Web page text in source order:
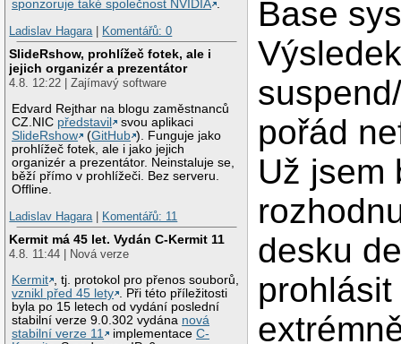
sponzoruje také společnost NVIDIA .
Ladislav Hagara | Komentářů: 0
SlideRshow, prohlížeč fotek, ale i
jejich organizér a prezentátor
4.8. 12:22 | Zajímavý software
Edvard Rejthar na blogu zaměstnanců
CZ.NIC představil
svou aplikaci
SlideRshow
(GitHub ). Funguje jako
prohlížeč fotek, ale i jako jejich
organizér a prezentátor. Neinstaluje se,
běží přímo v prohlížeči. Bez serveru.
Offline.
Ladislav Hagara | Komentářů: 11
Kermit má 45 let. Vydán C-Kermit 11
4.8. 11:44 | Nová verze
Kermit , tj. protokol pro přenos souborů,
vznikl před 45 lety . Při této příležitosti
byla po 15 letech od vydání poslední
stabilní verze 9.0.302 vydána nová
stabilní verze 11
implementaceC-
Base
pořád
Už jsem
desku
prohlásit